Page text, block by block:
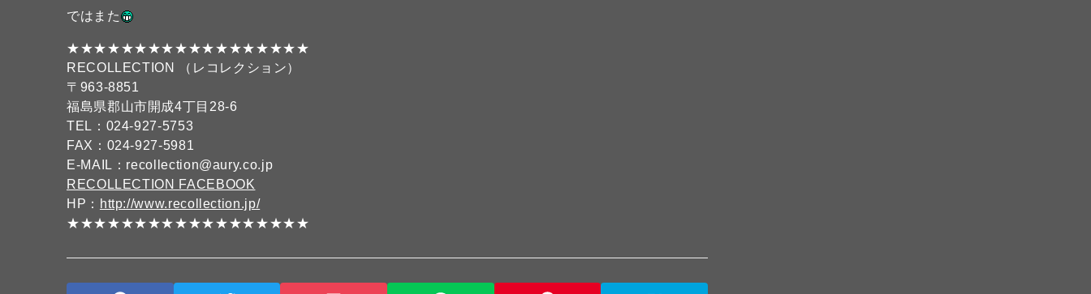
ではまた
★★★★★★★★★★★★★★★★★★
RECOLLECTION （レコレクション）
〒963-8851
福島県郡山市開成4丁目28-6
TEL：024-927-5753
FAX：024-927-5981
E-MAIL：recollection@aury.co.jp
RECOLLECTION FACEBOOK
HP： http://www.recollection.jp/
★★★★★★★★★★★★★★★★★★